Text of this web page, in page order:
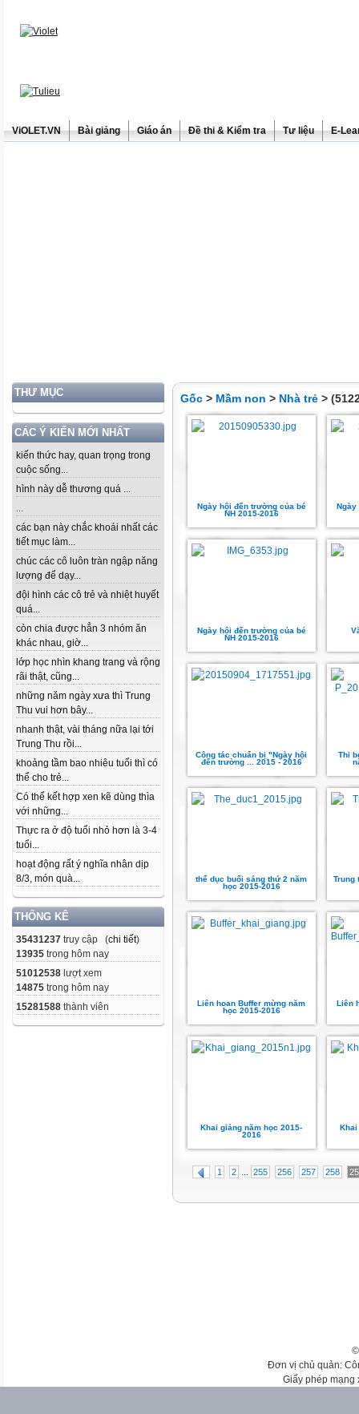
ViOLET.VN Bài giảng Giáo án Đề thi & Kiểm tra Tư liệu E-
THƯ MỤC
CÁC Ý KIẾN MỚI NHẤT
kiến thức hay, quan trọng trong
cuộc sống...
hình này dễ thương quá ...
...
các bạn này chắc khoái nhất các
tiết mục làm...
chúc các cô luôn tràn ngập năng
lượng để dạy...
đội hình các cô trẻ và nhiệt huyết
quá...
còn chia được hẳn 3 nhóm ăn
khác nhau, giờ...
lớp học nhìn khang trang và rộng
rãi thật, cũng...
những năm ngày xưa thì Trung
Thu vui hơn bây...
nhanh thật, vài tháng nữa lại tới
Trung Thu rồi...
khoảng tầm bao nhiêu tuổi thì có
thể cho trẻ...
Có thể kết hợp xen kẽ dùng thìa
với những...
Thực ra ở độ tuổi nhỏ hơn là 3-4
tuổi...
hoạt động rất ý nghĩa nhân dịp
8/3, món quà...
THỐNG KÊ
35431237 truy cập (chi tiết)
13935 trong hôm nay
51012538 lượt xem
14875 trong hôm nay
15281588 thành viên
Gốc > Mầm non > Nhà trẻ >
Ngày hội đến trường của bé
NH 2015-2016
Ngày
Ngày hội đến trường của bé
NH 2015-2016
Công tác chuẩn bị "Ngày hội
đến trường ... 2015 - 2016
Thi
thể dục buổi sáng thứ 2 năm
học 2015-2016
Trung
Liên hoan Buffer mừng năm
học 2015-2016
Liên
Khai giảng năm học 2015-
2016
1 2 ... 255 256 257 258
Đơn vị chủ quản:
Giấy phép mạng